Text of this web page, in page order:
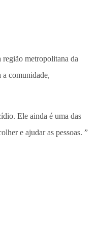
metropolitana da
a comunidade,
Ele ainda é uma das
e ajudar as pessoas. ”